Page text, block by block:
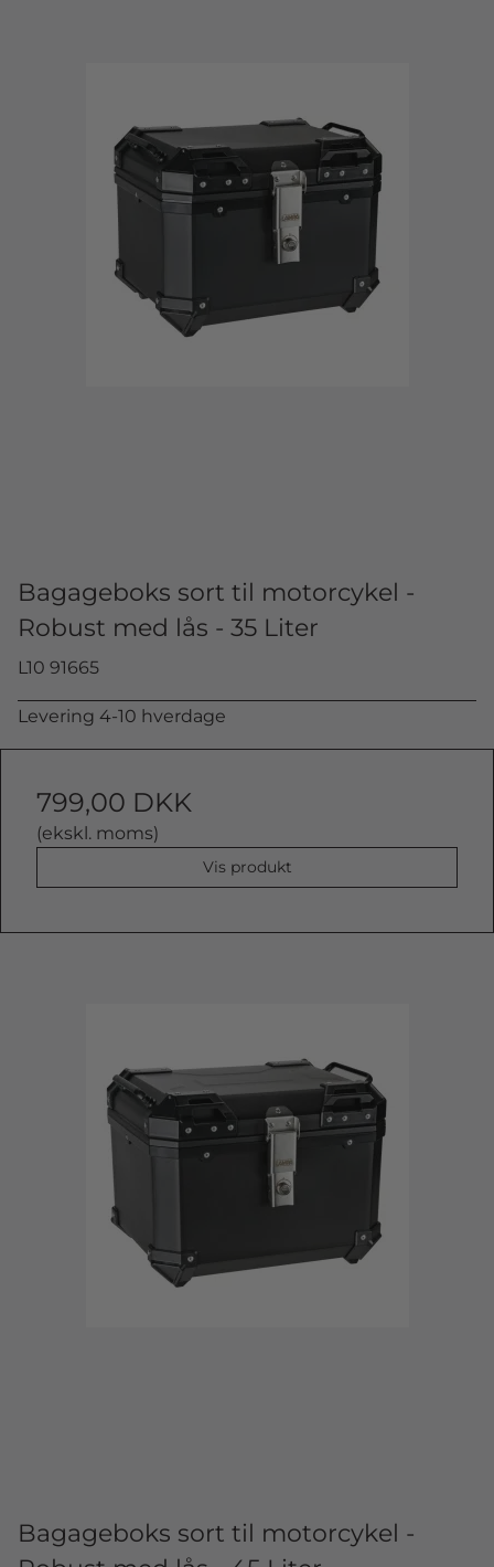
Bagageboks sort til motorcykel -
Robust med lås - 35 Liter
L10 91665
Levering 4-10 hverdage
799,00 DKK
(ekskl. moms)
Vis produkt
Bagageboks sort til motorcykel -